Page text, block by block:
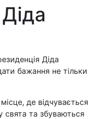
Діда
бажання не тільки
де відчувається
свята та збуваються